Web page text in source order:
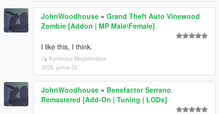
JohnWoodhouse » Grand Theft Auto Vinewood
Zombie [Addon | MP Male\Female]
I like this, I think.
Kontextus Megtekintése
2025. június 22.
JohnWoodhouse » Benefactor Serrano
Remastered [Add-On | Tuning | LODs]